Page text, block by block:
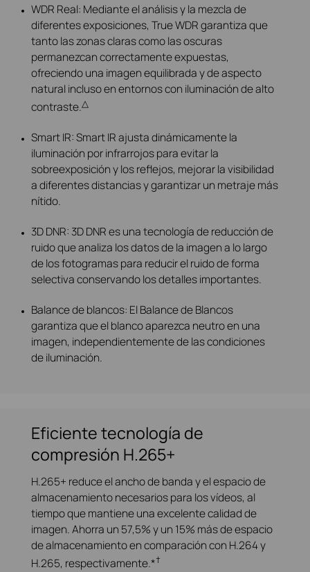
WDR Real: Mediante el análisis y la mezcla de
diferentes exposiciones, True WDR garantiza que
tanto las zonas claras como las oscuras
permanezcan correctamente expuestas,
ofreciendo una imagen equilibrada y de aspecto
natural incluso en entornos con iluminación de alto
contraste.△
Smart IR: Smart IR ajusta dinámicamente la
iluminación por infrarrojos para evitar la
sobreexposición y los reflejos, mejorar la visibilidad
a diferentes distancias y garantizar un metraje más
nítido.
3D DNR: 3D DNR es una tecnología de reducción de
ruido que analiza los datos de la imagen a lo largo
de los fotogramas para reducir el ruido de forma
selectiva conservando los detalles importantes.
Balance de blancos: El Balance de Blancos
garantiza que el blanco aparezca neutro en una
imagen, independientemente de las condiciones
de iluminación.
Eficiente tecnología de
compresión H.265+
H.265+ reduce el ancho de banda y el espacio de
almacenamiento necesarios para los vídeos, al
tiempo que mantiene una excelente calidad de
imagen. Ahorra un 57,5% y un 15% más de espacio
de almacenamiento en comparación con H.264 y
H.265, respectivamente.*†